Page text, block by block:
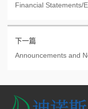
下一篇
Announcements and